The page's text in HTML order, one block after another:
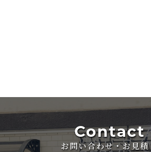
Contact
お問い合わせ・お見積